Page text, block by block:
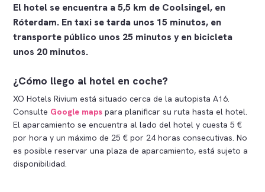
El hotel se encuentra a 5,5 km de Coolsingel, en
Róterdam. En taxi se tarda unos 15 minutos, en
transporte público unos 25 minutos y en bicicleta
unos 20 minutos.
¿Cómo llego al hotel en coche?
XO Hotels Rivium está situado cerca de la autopista A16.
Consulte Google maps para planificar su ruta hasta el hotel.
El aparcamiento se encuentra al lado del hotel y cuesta 5 €
por hora y un máximo de 25 € por 24 horas consecutivas. No
es posible reservar una plaza de aparcamiento, está sujeto a
disponibilidad.